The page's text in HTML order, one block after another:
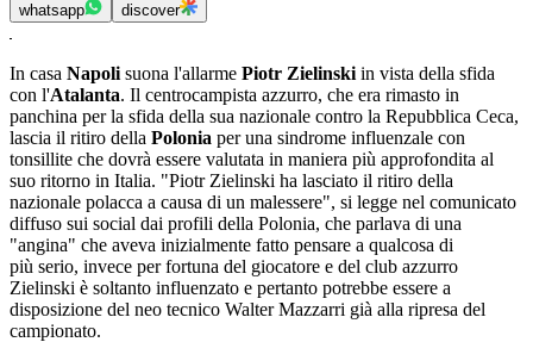
whatsapp discover
In casa Napoli suona l'allarme Piotr Zielinski in vista della sfida
con l'Atalanta. Il centrocampista azzurro, che era rimasto in
panchina per la sfida della sua nazionale contro la Repubblica Ceca,
lascia il ritiro della Polonia per una sindrome influenzale con
tonsillite che dovrà essere valutata in maniera più approfondita al
suo ritorno in Italia. "Piotr Zielinski ha lasciato il ritiro della
nazionale polacca a causa di un malessere", si legge nel comunicato
diffuso sui social dai profili della Polonia, che parlava di una
"angina" che aveva inizialmente fatto pensare a qualcosa di
più serio, invece per fortuna del giocatore e del club azzurro
Zielinski è soltanto influenzato e pertanto potrebbe essere a
disposizione del neo tecnico Walter Mazzarri già alla ripresa del
campionato.